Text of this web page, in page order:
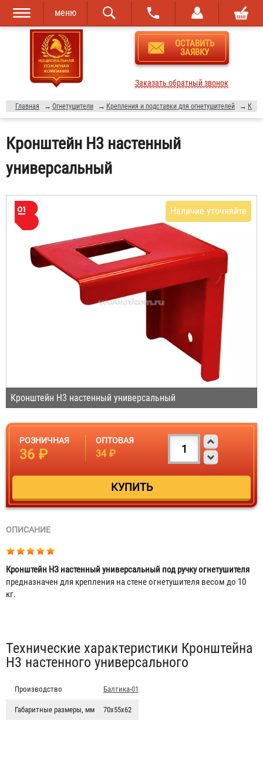
Перейти к
основному
содержанию
Skip to
navigation
меню
ОСТАВИТЬ
ЗАЯВКУ
Заказать обратный звонок
Главная → Огнетушители → Крепления и подставки для огнетушителей →
Кронштейн Н3 настенный
универсальный
Кронштейн Н3 настенный универсальный
Наличие уточняйте
РОЗНИЧНАЯ
36 ₽
ОПТОВАЯ
34 ₽
ОПИСАНИЕ
Кронштейн НЗ настенный универсальный под ручку огнетушителя
предназначен для крепления на стене огнетушителя весом до 10
кг.
Табы
Технические характеристики Кронштейна
Н3 настенного универсального
Производство Балтика-01
Габаритные размеры, мм 70х55х62